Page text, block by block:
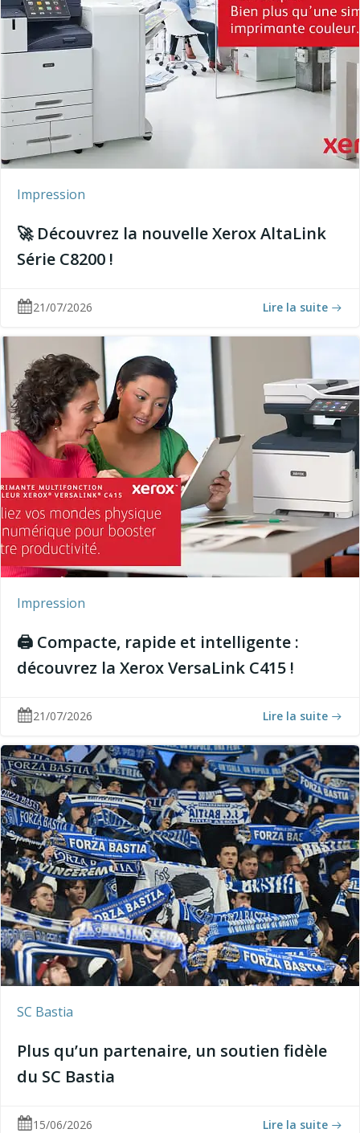
Impression
🚀 Découvrez la nouvelle Xerox AltaLink
Série C8200 !
21/07/2026 Lire la suite
Impression
🖨️ Compacte, rapide et intelligente :
découvrez la Xerox VersaLink C415 !
21/07/2026 Lire la suite
SC Bastia
Plus qu’un partenaire, un soutien fidèle
du SC Bastia
15/06/2026 Lire la suite